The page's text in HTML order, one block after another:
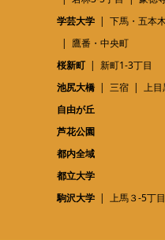
学芸大学
下馬・五本
鷹番・中央町
桜新町
新町1-3丁目
池尻大橋
三宿 上目
自由が丘
芦花公園
都内全域
都立大学
駒沢大学
上馬３-5丁目